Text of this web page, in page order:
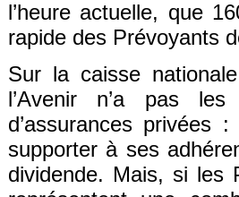
l’heure actuelle, que
rapide des Prévoyants
Sur la caisse
l’Avenir n’a pas
d’assurances privées
supporter à ses
dividende. Mais, si les